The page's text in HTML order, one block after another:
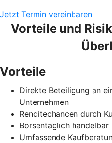
Jetzt Termin vereinbaren
Vorteile und
Vorteile
Direkte Beteiligung an
Unternehmen
Renditechancen durch
Börsentäglich handelbar
Umfassende